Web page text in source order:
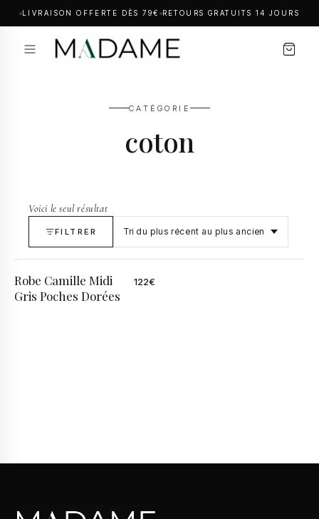
LIVRAISON OFFERTE DÈS 79€ RETOURS GRATUITS 14 JOURS
CATÉGORIE
coton
Voici le seul résultat
FILTRER
Robe Camille Midi
Gris Poches Dorées
122€